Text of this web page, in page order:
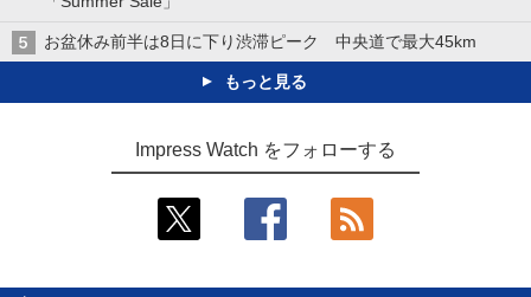
お盆休み前半は8日に下り渋滞ピーク 中央道で最大45km
もっと見る
Impress Watch をフォローする